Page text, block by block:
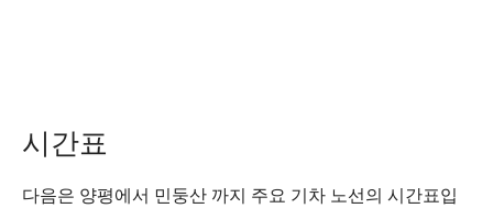
시간표
다음은 양평에서 민둥산 까지 주요 기차 노선의 시간표입